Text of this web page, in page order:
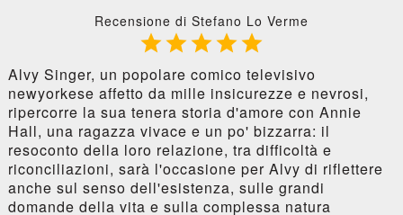
Recensione di Stefano Lo Verme

Alvy Singer, un popolare comico televisivo
newyorkese affetto da mille insicurezze e nevrosi,
ripercorre la sua tenera storia d'amore con Annie
Hall, una ragazza vivace e un po' bizzarra: il
resoconto della loro relazione, tra difficoltà e
riconciliazioni, sarà l'occasione per Alvy di riflettere
anche sul senso dell'esistenza, sulle grandi
domande della vita e sulla complessa natura